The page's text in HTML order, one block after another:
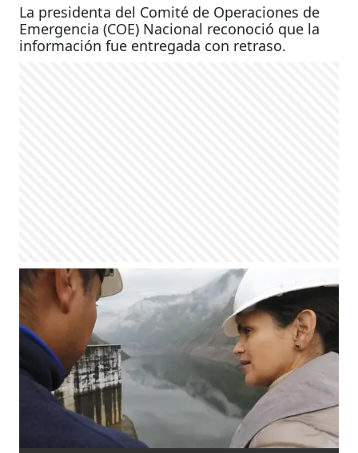
La presidenta del Comité de Operaciones de
Emergencia (COE) Nacional reconoció que la
información fue entregada con retraso.